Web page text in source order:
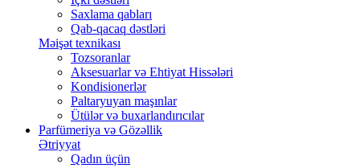
Saxlama qabları
Qab-qacaq dəstləri
Məişət texnikası
Tozsoranlar
Aksesuarlar və Ehtiyat Hissələri
Kondisionerlər
Paltaryuyan maşınlar
Ütülər və buxarlandırıcılar
Parfümeriya və Gözəllik
Ətriyyat
Qadın üçün